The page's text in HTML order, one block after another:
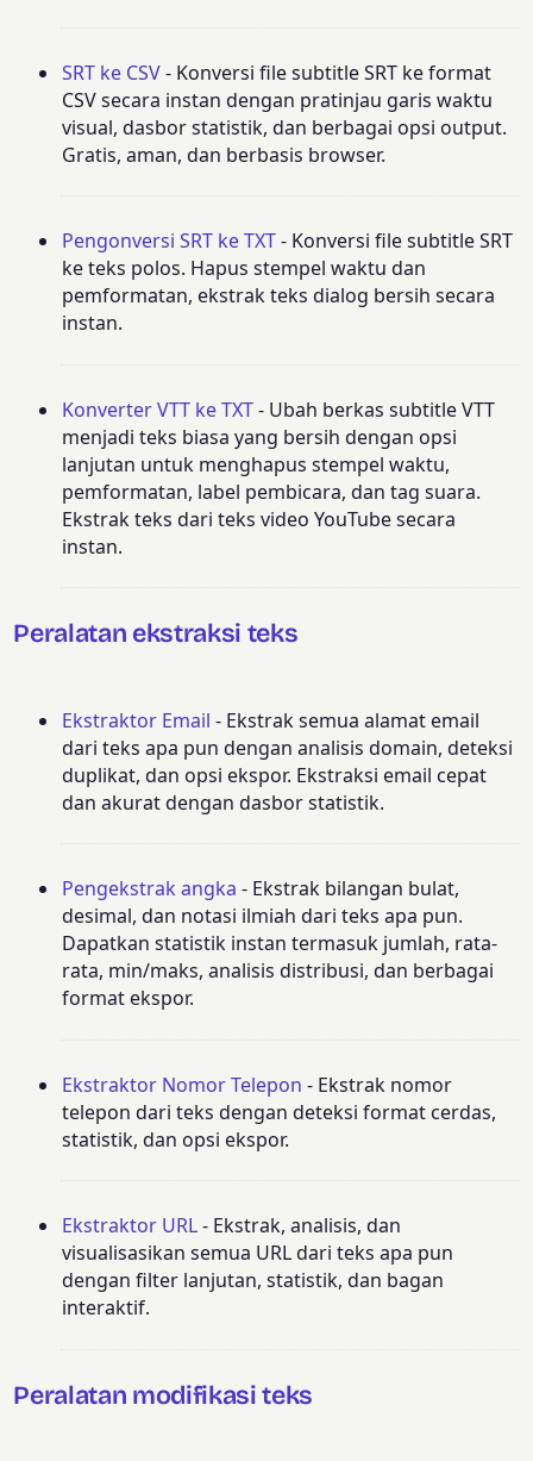
SRT ke CSV- Konversi file subtitle SRT ke format
CSV secara instan dengan pratinjau garis waktu
visual, dasbor statistik, dan berbagai opsi output.
Gratis, aman, dan berbasis browser.
Pengonversi SRT ke TXT- Konversi file subtitle SRT
ke teks polos. Hapus stempel waktu dan
pemformatan, ekstrak teks dialog bersih secara
instan.
Konverter VTT ke TXT- Ubah berkas subtitle VTT
menjadi teks biasa yang bersih dengan opsi
lanjutan untuk menghapus stempel waktu,
pemformatan, label pembicara, dan tag suara.
Ekstrak teks dari teks video YouTube secara
instan.
Peralatan ekstraksi teks
Ekstraktor Email - Ekstrak semua alamat email
dari teks apa pun dengan analisis domain, deteksi
duplikat, dan opsi ekspor. Ekstraksi email cepat
dan akurat dengan dasbor statistik.
Pengekstrak angka - Ekstrak bilangan bulat,
desimal, dan notasi ilmiah dari teks apa pun.
Dapatkan statistik instan termasuk jumlah, rata-
rata, min/maks, analisis distribusi, dan berbagai
format ekspor.
Ekstraktor Nomor Telepon - Ekstrak nomor
telepon dari teks dengan deteksi format cerdas,
statistik, dan opsi ekspor.
Ekstraktor URL- Ekstrak, analisis, dan
visualisasikan semua URL dari teks apa pun
dengan filter lanjutan, statistik, dan bagan
interaktif.
Peralatan modifikasi teks